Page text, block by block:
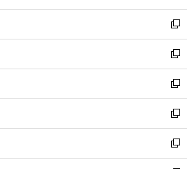
ウ
で
開
く
ン
ド
ウ
で
開
く
ウ
ィ
ン
ド
ウ
で
開
く
し
い
ウ
ィ
ン
ド
ウ
で
開
く
新
し
い
ウ
ィ
ン
ド
ウ
で
開
新
し
い
ウ
ィ
ン
ド
ウ
新
し
い
ウ
ィ
ン
新
し
い
ウ
新
し